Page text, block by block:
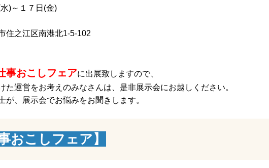
)～１７日(金)
之江区南港北1-5-102
事おこしフェアに出展致しますので、
た運営をお考えのみなさんは、是非展示会にお越しください。
が、展示会でお悩みをお聞きします。
おこしフェア】